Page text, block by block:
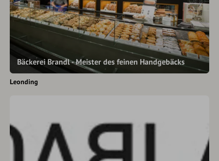
Bäckerei Brandl - Meister des feinen Handgebäcks
Leonding